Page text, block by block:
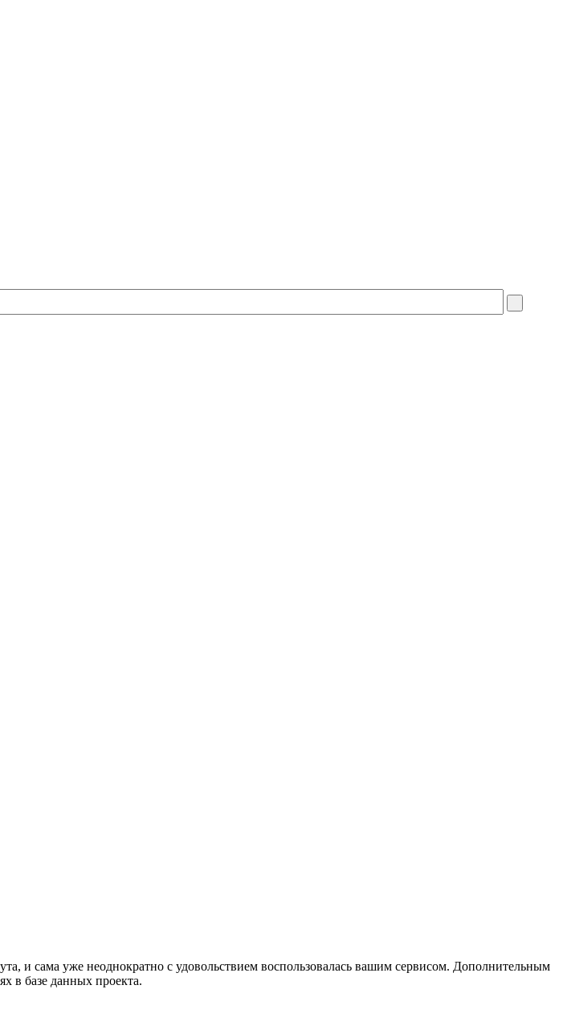
и сама уже неоднократно с удовольствием воспользовалась вашим сервисом. Дополнительным
в базе данных проекта.